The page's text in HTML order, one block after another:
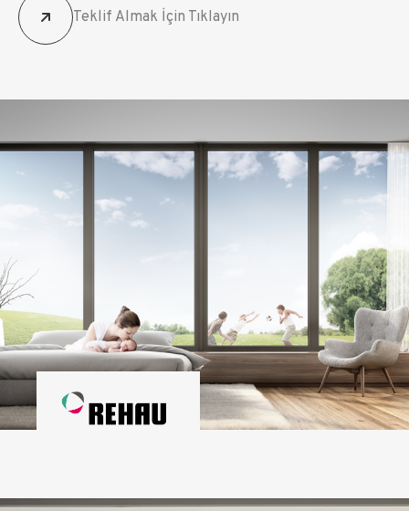
Teklif Almak İçin Tıklayın